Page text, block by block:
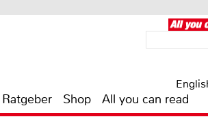
Ratgeber Shop All you can read